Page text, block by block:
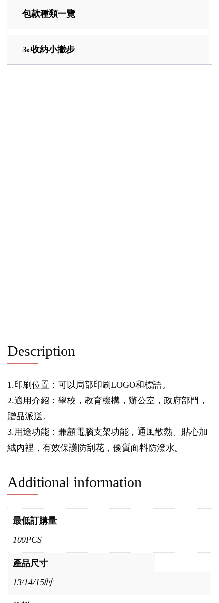
包款種類一覽
3c收納小撇步
Description
1.印刷位置：可以局部印刷LOGO和標語。
2.適用介紹：學校，教育機構，辦公室，政府部門，
贈品派送。
3.用途功能：兼顧電腦支架功能，通風散熱。貼心加
絨內裡，有效保護防刮花，優質面料防潑水。
Additional information
最低訂購量
100PCS
產品尺寸
13/14/15吋